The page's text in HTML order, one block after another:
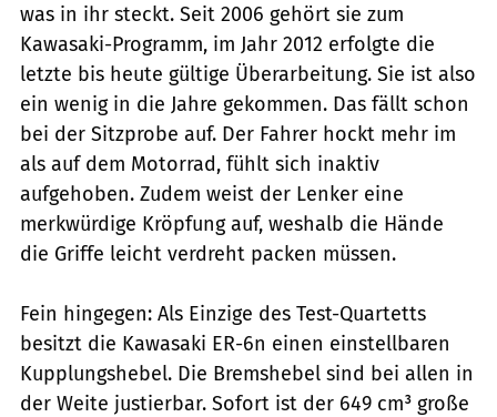
was in ihr steckt. Seit 2006 gehört sie zum
Kawasaki-Programm, im Jahr 2012 erfolgte die
letzte bis heute gültige Überarbeitung. Sie ist also
ein wenig in die Jahre gekommen. Das fällt schon
bei der Sitzprobe auf. Der Fahrer hockt mehr im
als auf dem Motorrad, fühlt sich inaktiv
aufgehoben. Zudem weist der Lenker eine
merkwürdige Kröpfung auf, weshalb die Hände
die Griffe leicht verdreht packen müssen.
Fein hingegen: Als Einzige des Test-Quartetts
besitzt die Kawasaki ER-6n einen einstellbaren
Kupplungshebel. Die Bremshebel sind bei allen in
der Weite justierbar. Sofort ist der 649 cm³ große